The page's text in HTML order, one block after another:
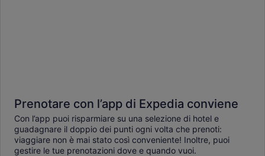
Prenotare con l’app di Expedia conviene
Con l’app puoi risparmiare su una selezione di hotel e
guadagnare il doppio dei punti ogni volta che prenoti:
viaggiare non è mai stato così conveniente! Inoltre, puoi
gestire le tue prenotazioni dove e quando vuoi.